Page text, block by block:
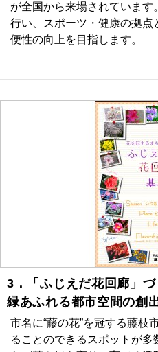
が全国から来場されていま
行い、スポーツ・健康の拠点
便性の向上を目指します。
3．「ふじえだ花回廊」
緑あふれる都市空間の創
市名に“藤の花”を冠する藤枝
ることのできるスポットが